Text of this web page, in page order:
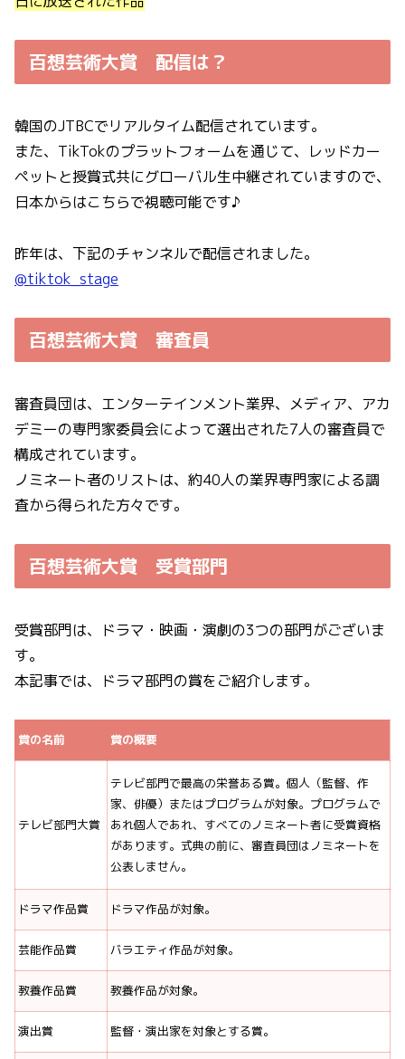
百想芸術大賞 配信は？
韓国のJTBCでリアルタイム配信されています。
また、TikTokのプラットフォームを通じて、レッドカー
ペットと授賞式共にグローバル生中継されていますので、
日本からはこちらで視聴可能です♪
昨年は、下記のチャンネルで配信されました。
@tiktok_stage
百想芸術大賞 審査員
審査員団は、エンターテインメント業界、メディア、アカ
デミーの専門家委員会によって選出された7人の審査員で
構成されています。
ノミネート者のリストは、約40人の業界専門家による調
査から得られた方々です。
百想芸術大賞 受賞部門
受賞部門は、ドラマ・映画・演劇の3つの部門がございま
す。
本記事では、ドラマ部門の賞をご紹介します。
賞の名前 賞の概要
テレビ部門大賞
テレビ部門で最高の栄誉ある賞。個人（監督、作
家、俳優）またはプログラムが対象。プログラムで
あれ個人であれ、すべてのノミネート者に受賞資格
があります。式典の前に、審査員団はノミネートを
公表しません。
ドラマ作品賞 ドラマ作品が対象。
芸能作品賞 バラエティ作品が対象。
教養作品賞 教養作品が対象。
演出賞 監督・演出家を対象とする賞。